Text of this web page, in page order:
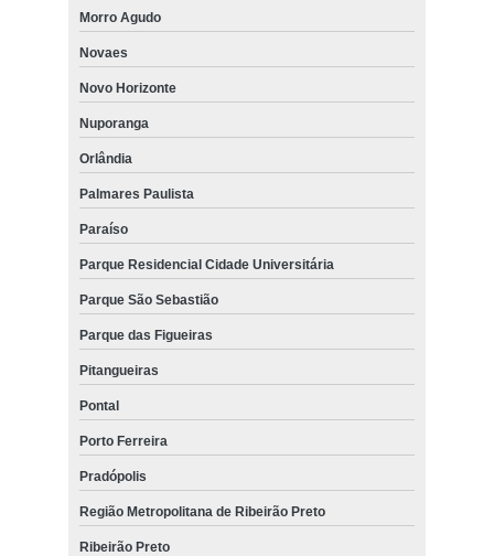
Morro Agudo
Novaes
Novo Horizonte
Nuporanga
Orlândia
Palmares Paulista
Paraíso
Parque Residencial Cidade Universitária
Parque São Sebastião
Parque das Figueiras
Pitangueiras
Pontal
Porto Ferreira
Pradópolis
Região Metropolitana de Ribeirão Preto
Ribeirão Preto